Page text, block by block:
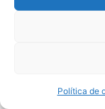
Política de
extravío o el
proceder a su
notificación
eximida de